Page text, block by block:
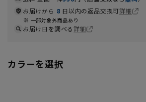
お届けから 8 日以内の返品交換可詳細
一部対象外商品あり
お届け日を調べる詳細
カラーを選択